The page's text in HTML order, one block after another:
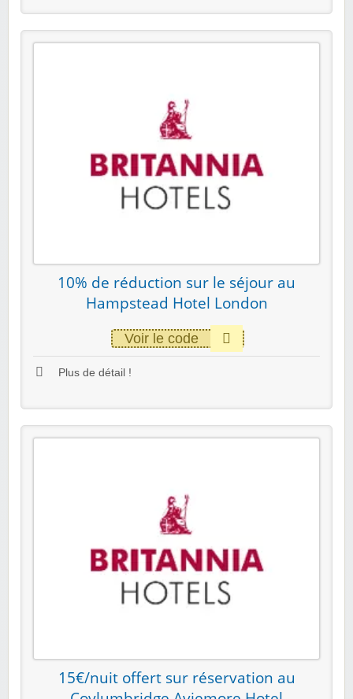
10% de réduction sur le séjour au
Hampstead Hotel London
Voir le code
Plus de détail !
15€/nuit offert sur réservation au